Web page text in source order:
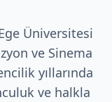
Üniversitesi
ve Sinema
yıllarında
ve halkla